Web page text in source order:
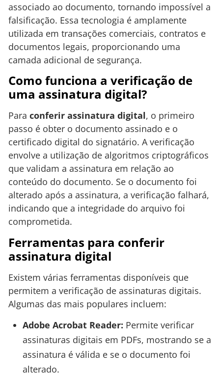
associado ao documento, tornando impossível a
falsificação. Essa tecnologia é amplamente
utilizada em transações comerciais, contratos e
documentos legais, proporcionando uma
camada adicional de segurança.
Como funciona a verificação de
uma assinatura digital?
Para conferir assinatura digital, o primeiro
passo é obter o documento assinado e o
certificado digital do signatário. A verificação
envolve a utilização de algoritmos criptográficos
que validam a assinatura em relação ao
conteúdo do documento. Se o documento foi
alterado após a assinatura, a verificação falhará,
indicando que a integridade do arquivo foi
comprometida.
Ferramentas para conferir
assinatura digital
Existem várias ferramentas disponíveis que
permitem a verificação de assinaturas digitais.
Algumas das mais populares incluem:
Adobe Acrobat Reader: Permite verificar
assinaturas digitais em PDFs, mostrando se a
assinatura é válida e se o documento foi
alterado.